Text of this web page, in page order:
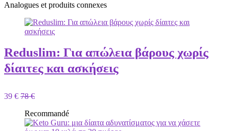
Analogues et produits connexes
Reduslim: Για απώλεια βάρους χωρίς
δίαιτες και ασκήσεις
39 € 78 €
Recommandé